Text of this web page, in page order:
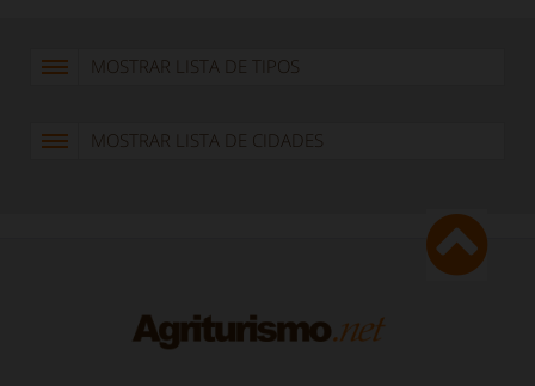
MOSTRAR LISTA DE TIPOS
MOSTRAR LISTA DE CIDADES